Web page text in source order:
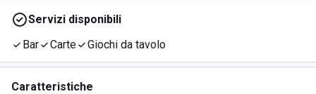
Servizi disponibili
Bar
Carte Giochi da tavolo
Caratteristiche